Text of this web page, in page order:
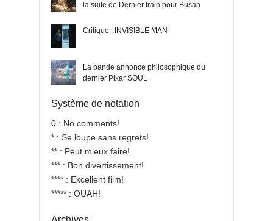
la suite de Dernier train pour Busan
Critique : INVISIBLE MAN
La bande annonce philosophique du
dernier Pixar SOUL
Système de notation
0 : No comments!
* : Se loupe sans regrets!
** : Peut mieux faire!
*** : Bon divertissement!
**** : Excellent film!
***** : OUAH!